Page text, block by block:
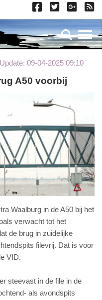
Update: 09-04-2025 09:10
A50 voorbij
Waalburg in de A50 bij het
verwacht tot het
de brug in zuidelijke
filevrij. Dat is voor
VID.
steevast in de file in de
als avondspits